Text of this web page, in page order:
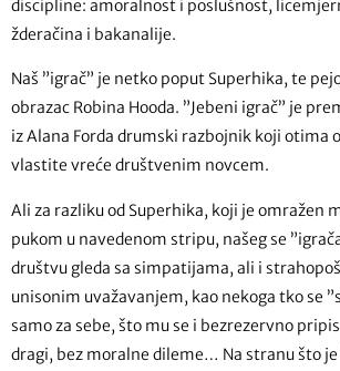
discipline: amoralnost i poslušnost,
žderačina i bakanalije.
Naš ”igrač” je netko poput Superhika, te
obrazac Robina Hooda. ”Jebeni igrač” je
iz Alana Forda drumski razbojnik koji otima
vlastite vreće društvenim novcem.
Ali za razliku od Superhika, koji je omražen
pukom u navedenom stripu, našeg se
društvu gleda sa simpatijama, ali i
unisonim uvažavanjem, kao nekoga tko se
samo za sebe, što mu se i bezrezervno
dragi, bez moralne dileme… Na stranu što je